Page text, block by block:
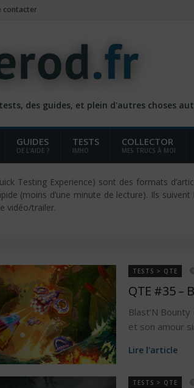
contacter
des guides, et plein d'autres choses
GUIDES
DE L'AIDE ?
TESTS
IMHO
COLLECTOR
MES TRUCS À MOI
Testing Experience) sont des formats
(moins d’une minute de lecture). Ils
vidéo/trailer.
TESTS > QTE
QTE #35 –
Blast’N
et son amour
Lire l'article
TESTS > QTE